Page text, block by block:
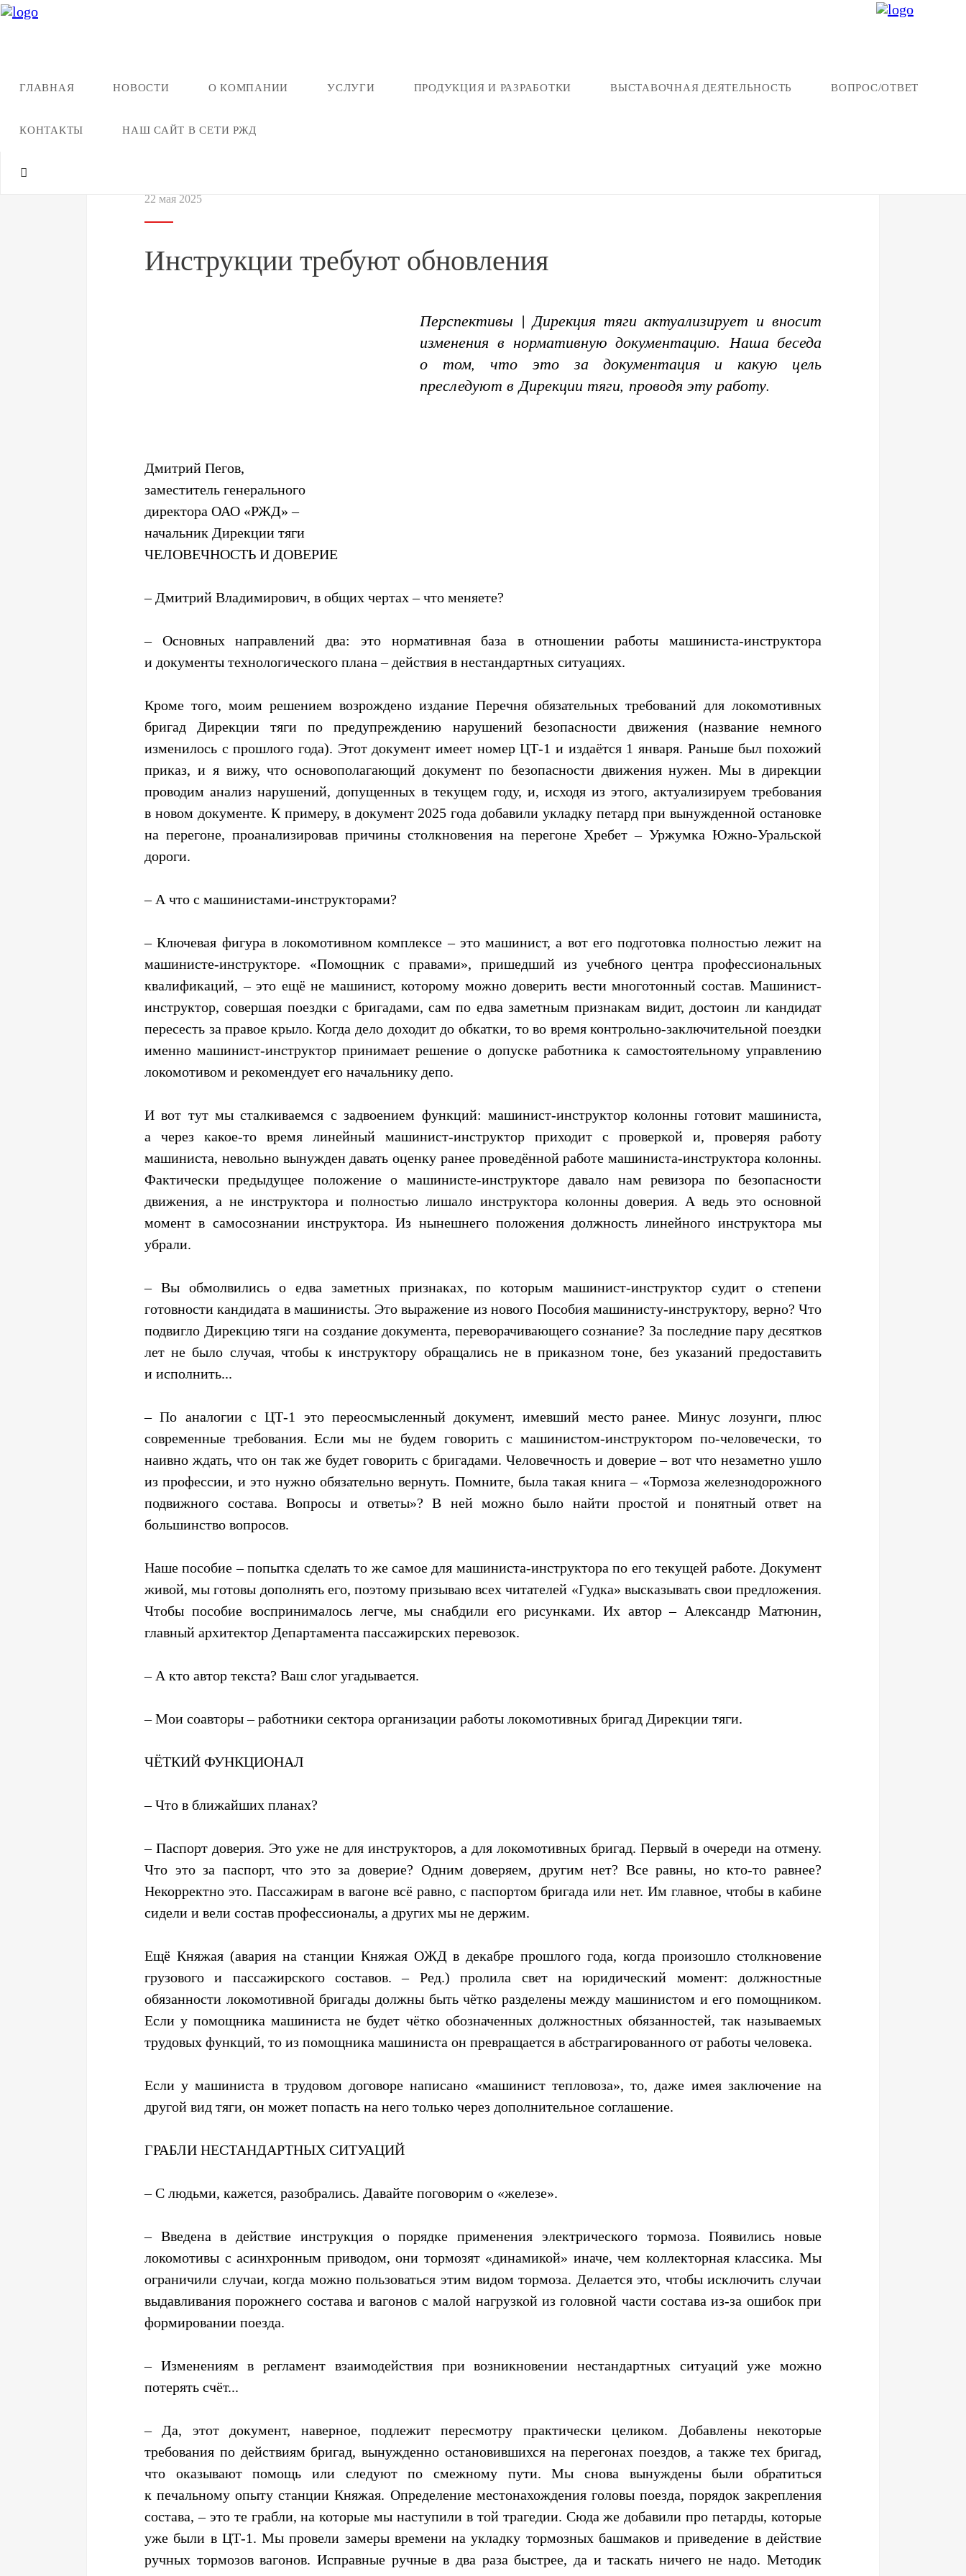
ГЛАВНАЯ НОВОСТИ О КОМПАНИИ УСЛУГИ ПРОДУКЦИЯ И РАЗРАБОТКИ ВЫСТАВОЧНАЯ ДЕЯТЕЛЬНОСТЬ ВОПРОС/ОТВЕТ
КОНТАКТЫ НАШ САЙТ В СЕТИ РЖД
22 мая 2025
Инструкции требуют обновления
Перспективы | Дирекция тяги актуализирует и вносит
изменения в нормативную документацию. Наша беседа
о том, что это за документация и какую цель
преследуют в Дирекции тяги, проводя эту работу.
Дмитрий Пегов,
заместитель генерального
директора ОАО «РЖД» –
начальник Дирекции тяги
ЧЕЛОВЕЧНОСТЬ И ДОВЕРИЕ
– Дмитрий Владимирович, в общих чертах – что меняете?
– Основных направлений два: это нормативная база в отношении работы машиниста-инструктора
и документы технологического плана – действия в нестандартных ситуациях.
Кроме того, моим решением возрождено издание Перечня обязательных требований для локомотивных
бригад Дирекции тяги по предупреждению нарушений безопасности движения (название немного
изменилось с прошлого года). Этот документ имеет номер ЦТ-1 и издаётся 1 января. Раньше был похожий
приказ, и я вижу, что основополагающий документ по безопасности движения нужен. Мы в дирекции
проводим анализ нарушений, допущенных в текущем году, и, исходя из этого, актуализируем требования
в новом документе. К примеру, в документ 2025 года добавили укладку петард при вынужденной остановке
на перегоне, проанализировав причины столкновения на перегоне Хребет – Уржумка Южно-Уральской
дороги.
– А что с машинистами-инструкторами?
– Ключевая фигура в локомотивном комплексе – это машинист, а вот его подготовка полностью лежит на
машинисте-инструкторе. «Помощник с правами», пришедший из учебного центра профессиональных
квалификаций, – это ещё не машинист, которому можно доверить вести многотонный состав. Машинист-
инструктор, совершая поездки с бригадами, сам по едва заметным признакам видит, достоин ли кандидат
пересесть за правое крыло. Когда дело доходит до обкатки, то во время контрольно-заключительной поездки
именно машинист-инструктор принимает решение о допуске работника к самостоятельному управлению
локомотивом и рекомендует его начальнику депо.
И вот тут мы сталкиваемся с задвоением функций: машинист-инструктор колонны готовит машиниста,
а через какое-то время линейный машинист-инструктор приходит с проверкой и, проверяя работу
машиниста, невольно вынужден давать оценку ранее проведённой работе машиниста-инструктора колонны.
Фактически предыдущее положение о машинисте-инструкторе давало нам ревизора по безопасности
движения, а не инструктора и полностью лишало инструктора колонны доверия. А ведь это основной
момент в само­сознании инструктора. Из нынешнего положения должность линейного инструктора мы
убрали.
– Вы обмолвились о едва заметных признаках, по которым машинист-инструктор судит о степени
готовности кандидата в машинисты. Это выражение из нового Пособия машинисту-инструктору, верно? Что
подвигло Дирекцию тяги на создание документа, переворачивающего сознание? За последние пару десятков
лет не было случая, чтобы к инструктору обращались не в приказном тоне, без указаний предоставить
и исполнить...
– По аналогии с ЦТ-1 это пере­осмысленный документ, имевший место ранее. Минус лозунги, плюс
современные требования. Если мы не будем говорить с машинистом-инструктором по-человечески, то
наивно ждать, что он так же будет говорить с брига­дами. Человечность и доверие – вот что незаметно ушло
из профессии, и это нужно обязательно вернуть. Помните, была такая книга – «Тормоза железнодорожного
подвижного состава. Вопросы и ответы»? В ней можно было найти простой и понятный ответ на
большинство вопросов.
Наше пособие – попытка сделать то же самое для машиниста-инструктора по его текущей работе. Документ
живой, мы готовы дополнять его, поэтому призываю всех читателей «Гудка» высказывать свои предложения.
Чтобы пособие воспринималось легче, мы снабдили его рисунками. Их автор – Александр Матюнин,
главный архитектор Департамента пассажирских перевозок.
– А кто автор текста? Ваш слог угадывается.
– Мои соавторы – работники сектора организации работы локомотивных бригад Дирекции тяги.
ЧЁТКИЙ ФУНКЦИОНАЛ
– Что в ближайших планах?
– Паспорт доверия. Это уже не для инструкторов, а для локомотивных бригад. Первый в очереди на отмену.
Что это за паспорт, что это за доверие? Одним доверяем, другим нет? Все равны, но кто-то равнее?
Некорректно это. Пассажирам в вагоне всё равно, с паспортом бригада или нет. Им главное, чтобы в кабине
сидели и вели состав профессионалы, а других мы не держим.
Ещё Княжая (авария на станции Княжая ОЖД в декабре прошлого года, когда произошло столкновение
грузового и пассажирского составов. – Ред.) пролила свет на юридический момент: должностные
обязанности локомотивной бригады должны быть чётко разделены между машинистом и его помощником.
Если у помощника машиниста не будет чётко обозначенных должностных обязанностей, так называемых
трудовых функций, то из помощника машиниста он превращается в абстрагированного от работы человека.
Если у машиниста в трудовом договоре написано «машинист тепловоза», то, даже имея заключение на
другой вид тяги, он может попасть на него только через дополнительное соглашение.
ГРАБЛИ ­НЕСТАНДАРТНЫХ СИТУАЦИЙ
– С людьми, кажется, разобрались. Давайте поговорим о «железе».
– Введена в действие инструкция о порядке применения электрического тормоза. Появились новые
локомотивы с асинхронным приводом, они тормозят «динамикой» иначе, чем коллекторная классика. Мы
ограничили случаи, когда можно пользоваться этим видом тормоза. Делается это, чтобы исключить случаи
выдавливания порожнего состава и вагонов с малой нагрузкой из головной части состава из-за ошибок при
формировании поезда.
– Изменениям в регламент взаимодействия при возникновении нестандартных ситуаций уже можно
потерять счёт...
– Да, этот документ, наверное, подлежит пересмотру практически целиком. Добавлены некоторые
требования по действиям бригад, вынужденно остановившихся на перегонах поездов, а также тех бригад,
что оказывают помощь или следуют по смежному пути. Мы снова вынуждены были обратиться
к печальному опыту станции Княжая. Определение местонахождения головы поезда, порядок закрепления
состава, – это те грабли, на которые мы наступили в той трагедии. Сюда же добавили про петарды, которые
уже были в ЦТ-1. Мы провели замеры времени на укладку тормозных башмаков и приведение в действие
ручных тормозов вагонов. Исправные ручные в два раза быстрее, да и таскать ничего не надо. Методик